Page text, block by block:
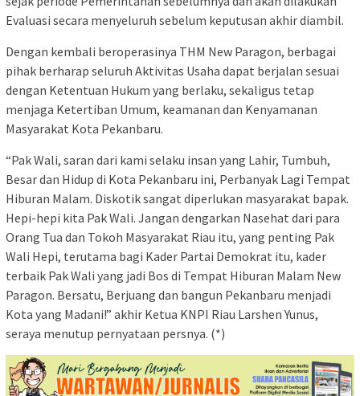
Evaluasi secara menyeluruh sebelum keputusan akhir diambil.
Dengan kembali beroperasinya THM New Paragon, berbagai
pihak berharap seluruh Aktivitas Usaha dapat berjalan sesuai
dengan Ketentuan Hukum yang berlaku, sekaligus tetap
menjaga Ketertiban Umum, keamanan dan Kenyamanan
Masyarakat Kota Pekanbaru.
“Pak Wali, saran dari kami selaku insan yang Lahir, Tumbuh,
Besar dan Hidup di Kota Pekanbaru ini, Perbanyak Lagi Tempat
Hiburan Malam. Diskotik sangat diperlukan masyarakat bapak.
Hepi-hepi kita Pak Wali. Jangan dengarkan Nasehat dari para
Orang Tua dan Tokoh Masyarakat Riau itu, yang penting Pak
Wali Hepi, terutama bagi Kader Partai Demokrat itu, kader
terbaik Pak Wali yang jadi Bos di Tempat Hiburan Malam New
Paragon. Bersatu, Berjuang dan bangun Pekanbaru menjadi
Kota yang Madani!” akhir Ketua KNPI Riau Larshen Yunus,
seraya menutup pernyataan persnya. (*)